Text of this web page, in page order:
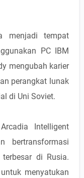
menjadi tempat
PC IBM
mengubah karier
perangkat lunak
di Uni Soviet.
Intelligent
bertransformasi
di Rusia.
menyatukan